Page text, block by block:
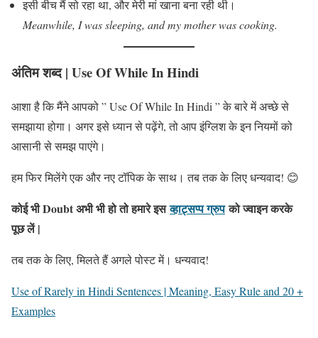
इसी बीच मैं सो रहा था, और मेरी मां खाना बना रही थी।
Meanwhile, I was sleeping, and my mother was cooking.
अंतिम शब्द| Use Of While In Hindi
आशा है कि मैंने आपको ” Use Of While In Hindi ” के बारे में अच्छे से
समझाया होगा। अगर इसे ध्यान से पढ़ेंगे, तो आप इंग्लिश के इन नियमों को
आसानी से समझ पाएंगे।
हम फिर मिलेंगे एक और नए टॉपिक के साथ। तब तक के लिए धन्यवाद! 😊
कोई भी Doubt अभी भी हो तो हमारे इसव्हाट्सप्प ग्रुपको ज्वाइन करके
पूछ लें |
तब तक के लिए, मिलते हैं अगले पोस्ट में। धन्यवाद!
Use of Rarely in Hindi Sentences | Meaning, Easy Rule and 20 +
Examples